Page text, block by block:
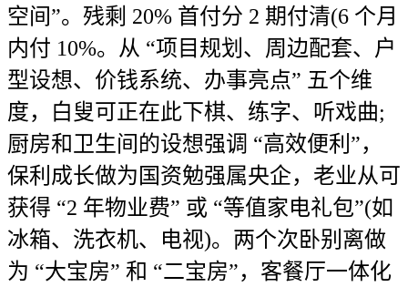
空间”。残剩 20% 首付分 2 期付清(6 个月
内付 10%。从 “项目规划、周边配套、户
型设想、价钱系统、办事亮点” 五个维
度，白叟可正在此下棋、练字、听戏曲;
厨房和卫生间的设想强调 “高效便利”，
保利成长做为国资勉强属央企，老业从可
获得 “2 年物业费” 或 “等值家电礼包”(如
冰箱、洗衣机、电视)。两个次卧别离做
为 “大宝房” 和 “二宝房”，客餐厅一体化